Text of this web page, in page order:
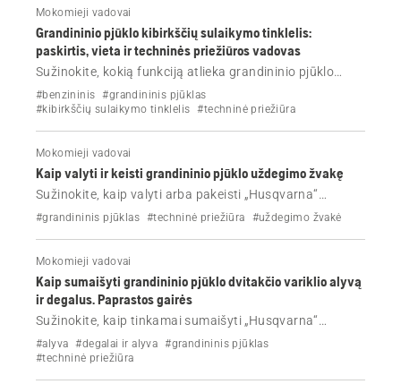
Mokomieji vadovai
Grandininio pjūklo kibirkščių sulaikymo tinklelis:
paskirtis, vieta ir techninės priežiūros vadovas
Sužinokite, kokią funkciją atlieka grandininio pjūklo
kibirkščių sulaikymo tinklelis, kur jis įrengtas ir kaip jį
valyti. Pasirūpinkite, kad „Husqvarna“ grandininis
#benzininis
#grandininis pjūklas
#kibirkščių sulaikymo tinklelis
#techninė priežiūra
Mokomieji vadovai
Kaip valyti ir keisti grandininio pjūklo uždegimo žvakę
Sužinokite, kaip valyti arba pakeisti „Husqvarna“
grandininio pjūklo uždegimo žvakę.
#grandininis pjūklas #techninė priežiūra #uždegimo žvakė
Mokomieji vadovai
Kaip sumaišyti grandininio pjūklo dvitakčio variklio alyvą
ir degalus. Paprastos gairės
Sužinokite, kaip tinkamai sumaišyti „Husqvarna“
grandininio pjūklo dvitakčio variklio alyvą ir degalus.
#alyva #degalai ir alyva #grandininis pjūklas
#techninė priežiūra